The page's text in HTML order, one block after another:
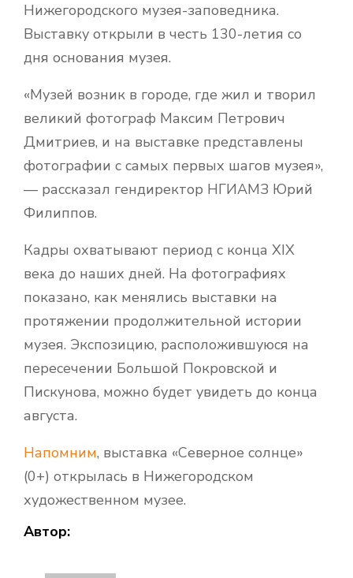
Нижегородского музея-заповедника.
Выставку открыли в честь 130-летия со
дня основания музея.
«Музей возник в городе, где жил и творил
великий фотограф Максим Петрович
Дмитриев, и на выставке представлены
фотографии с самых первых шагов музея»,
— рассказал гендиректор НГИАМЗ Юрий
Филиппов.
Кадры охватывают период с конца XIX
века до наших дней. На фотографиях
показано, как менялись выставки на
протяжении продолжительной истории
музея. Экспозицию, расположившуюся на
пересечении Большой Покровской и
Пискунова, можно будет увидеть до конца
августа.
Напомним, выставка «Северное солнце»
(0+) открылась в Нижегородском
художественном музее.
Автор: